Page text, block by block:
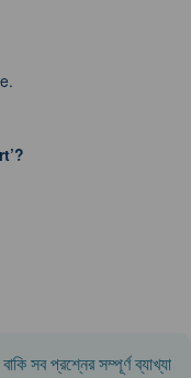
সব প্রশ্নের সম্পূর্ণ ব্যাখ্যা